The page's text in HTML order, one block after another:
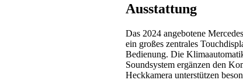
Ausstattung
Das 2024 angebotene
ein großes zentrales
Bedienung. Die
Soundsystem ergänzen den
Heckkamera unterstützen